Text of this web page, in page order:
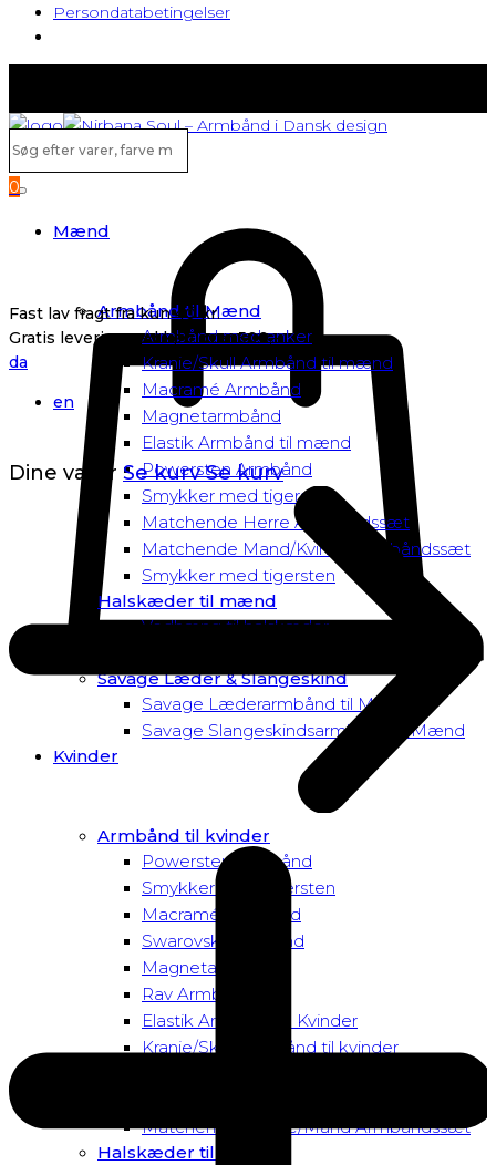
Persondatabetingelser
Søg
efter
varer,
Search
0
Mænd
Armbånd til Mænd
Armbånd med anker
Kranie/Skull Armbånd til mænd
Macramé Armbånd
Magnetarmbånd
Elastik Armbånd til mænd
Powersten Armbånd
Smykker med tigersten
Matchende Herre Armbåndssæt
Matchende Mand/Kvinde Armbåndssæt
Smykker med tigersten
Halskæder til mænd
Vedhæng til halskæder
Savage Læder & Slangeskind
Savage Læderarmbånd til Mænd
Savage Slangeskindsarmbånd til Mænd
Kvinder
Armbånd til kvinder
Powersten Armbånd
Smykker med tigersten
Macramé Armbånd
Swarovski Armbånd
Magnetarmbånd
Rav Armbånd
Elastik Armbånd til Kvinder
Kranie/Skull Armbånd til kvinder
Matchende Kvinde/Mand Armbåndssæt
Halskæder til Kvinder
Fast lav fragt fra kun 40 kr.
Gratis levering ved køb over 500,-
da
en
Dine varer Se kurv Se kurv